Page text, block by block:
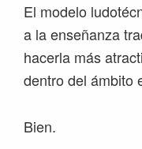
El modelo
a la enseñanza
hacerla más
dentro del ámbito
Bien.